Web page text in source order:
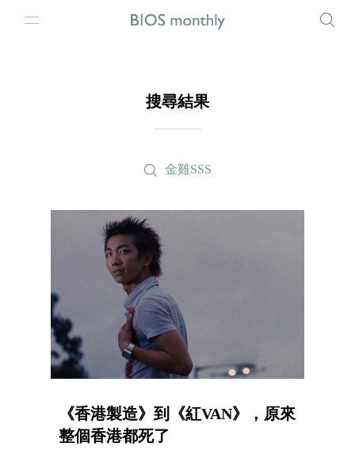
搜尋結果
金雞SSS
《香港製造》到《紅VAN》，原來
整個香港都死了